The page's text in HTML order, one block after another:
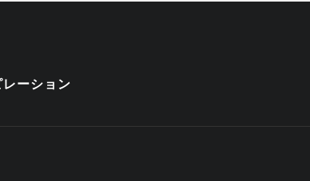
ーション